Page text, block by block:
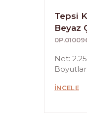
Tepsi
Beyaz
Net:
İNCELE